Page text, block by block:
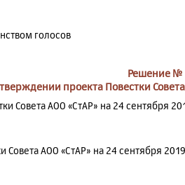
голосов
Решение №
проекта Повестки
Совета АОО «СтАР» на 24 сентября
Совета АОО «СтАР» на 24 сентября 2019